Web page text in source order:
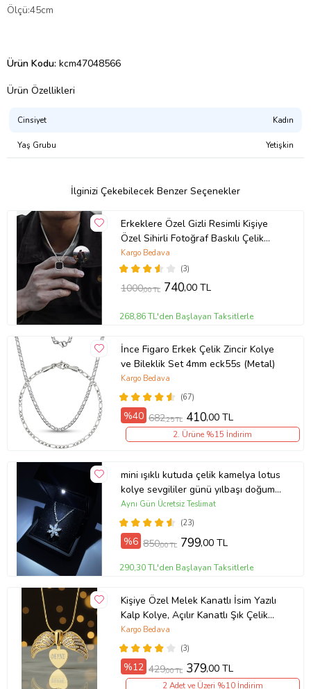
Ölçü:45cm
Ürün Kodu: kcm47048566
Ürün Özellikleri
Cinsiyet Kadın
Yaş Grubu Yetişkin
İlginizi Çekebilecek Benzer Seçenekler
Erkeklere Özel Gizli Resimli Kişiye
Özel Sihirli Fotoğraf Baskılı Çelik
Yanan Kolye (Gümüş Gri)
(3)
Kargo Bedava
1000,00 TL 740,00 TL
268,86 TL'den Başlayan Taksitlerle
İnce Figaro Erkek Çelik Zincir Kolye
ve Bileklik Set 4mm eck55s (Metal)
(67)
Kargo Bedava
%40 682,25 TL 410,00 TL
2. Ürüne %15 İndirim
mini ışıklı kutuda çelik kamelya lotus
kolye sevgililer günü yılbaşı doğum
günü hediyesi (Gümüş)
(23)
Aynı Gün Ücretsiz Teslimat
%6 850,00 TL 799,00 TL
290,30 TL'den Başlayan Taksitlerle
Kişiye Özel Melek Kanatlı İsim Yazılı
Kalp Kolye, Açılır Kanatlı Şık Çelik
Kolye Sevgililer günü, Eşe, Anneye,
Arkadaşa (Gold)
(3)
Kargo Bedava
%12 429,00 TL 379,00 TL
2 Adet ve Üzeri %10 İndirim